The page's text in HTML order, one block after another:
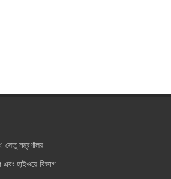
মন্ত্রণালয়
হাইওয়ে বিভাগ